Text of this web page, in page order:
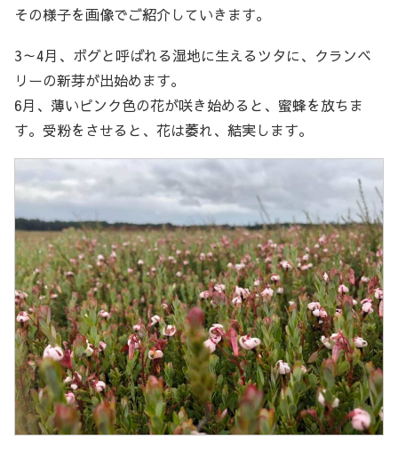
その様子を画像でご紹介していきます。
3～4月、ボグと呼ばれる湿地に生えるツタに、クランベ
リーの新芽が出始めます。
6月、薄いピンク色の花が咲き始めると、蜜蜂を放ちま
す。受粉をさせると、花は萎れ、結実します。